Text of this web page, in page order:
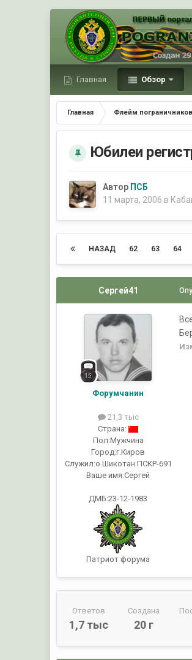
Главная Обзор
Главная Флейм пограничников
Юбилеи
Автор ПСБ
11 марта, 2006 в
НАЗАД 62 63 64
Сергей41
Форумчанин
21,3 тыс
Страна:
Пол:Мужчина
Город:г.Киров
Служил:о.Шикотан ПСКР-691
Ваше имя:Сергей
ДМБ:23-12-1983
Патриот форума
Ответов
1,7 тыс
Создана
20 г